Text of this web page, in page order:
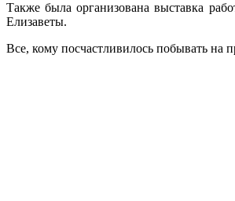
Также была организована выставка
Елизаветы.
Все, кому посчастливилось побывать на